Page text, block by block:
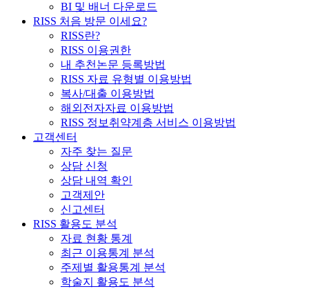
BI 및 배너 다운로드
RISS 처음 방문 이세요?
RISS란?
RISS 이용권한
내 추천논문 등록방법
RISS 자료 유형별 이용방법
복사/대출 이용방법
해외전자자료 이용방법
RISS 정보취약계층 서비스 이용방법
고객센터
자주 찾는 질문
상담 신청
상담 내역 확인
고객제안
신고센터
RISS 활용도 분석
자료 현황 통계
최근 이용통계 분석
주제별 활용통계 분석
학술지 활용도 분석